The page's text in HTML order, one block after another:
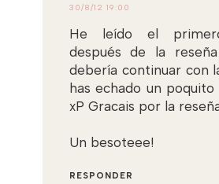
30/8/12 19:00
He leído el
después de la
debería continuar con
has echado un
xP Gracais por la
Un besoteee!
RESPONDER